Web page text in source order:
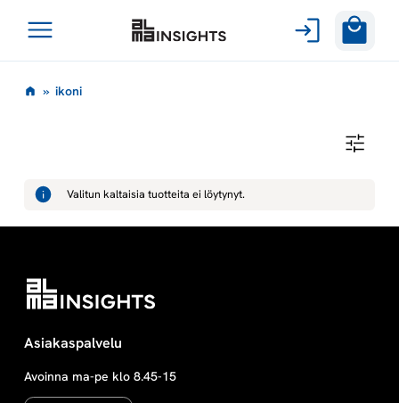
sisältöön
Avaa
i
o
n
i
» ikoni
N
I
Valitun kaltaisia tuotteita ei löytynyt.
Asiakaspalvelu
Avoinna ma-pe klo 8.45-15